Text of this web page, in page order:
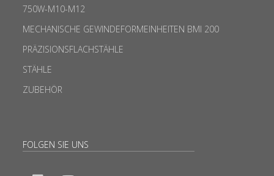
750W-M10-M12
MECHANISCHE GEWINDEFORMEINHEITEN BMI 200
PRÄZISIONSFLACHSTÄHLE
STÄHLE
ZUBEHÖR
FOLGEN SIE UNS